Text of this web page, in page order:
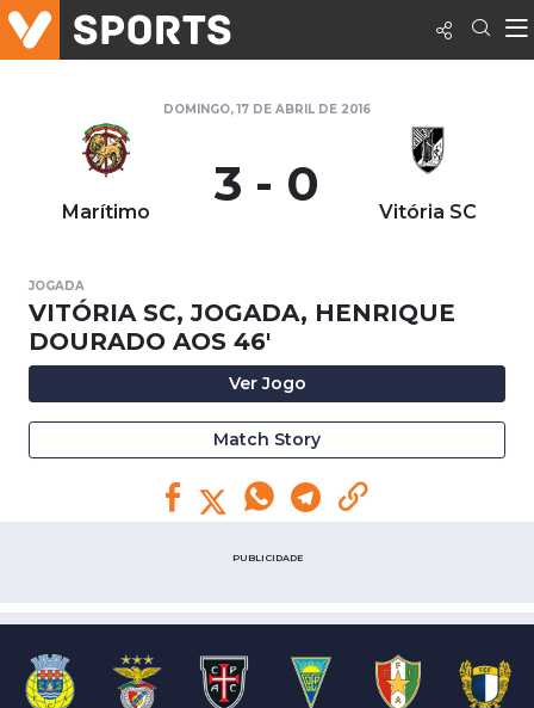
DOMINGO, 17 DE ABRIL DE 2016
Marítimo 3 - 0 Vitória SC
JOGADA
VITÓRIA SC, JOGADA, HENRIQUE
DOURADO AOS 46'
Ver Jogo
Match Story
PUBLICIDADE